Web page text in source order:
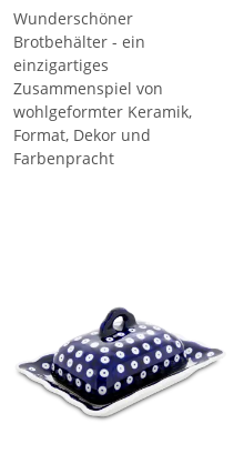
Wunderschöner
Brotbehälter - ein
einzigartiges
Zusammenspiel von
wohlgeformter Keramik,
Format, Dekor und
Farbenpracht